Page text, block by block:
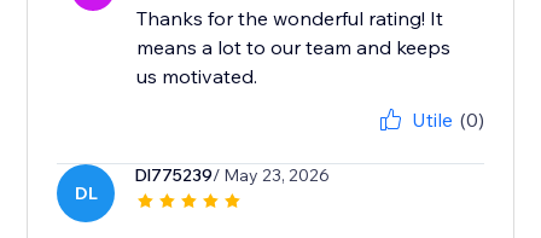
Thanks for the wonderful rating! It
means a lot to our team and keeps
us motivated.
Utile (0)
DL
Dl775239/ May 23, 2026